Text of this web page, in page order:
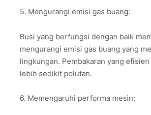
5. Mengurangi emisi gas buang:
Busi yang berfungsi dengan baik
mengurangi emisi gas buang yang
lingkungan. Pembakaran yang
lebih sedikit polutan.
6. Memengaruhi performa mesin: